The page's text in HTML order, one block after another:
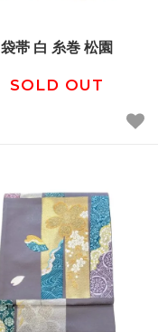
袋帯 白 糸巻 松園
SOLD OUT